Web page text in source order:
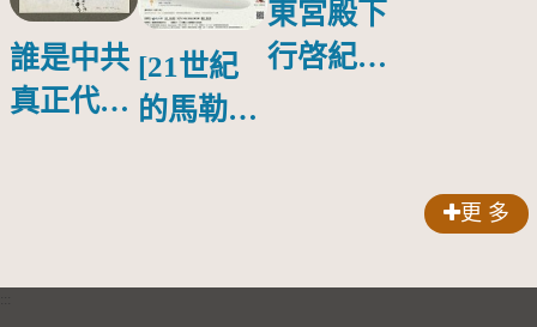
誰是中共
真正代言
[21世紀
的馬勒、
的依戀—
東宮殿下
行啓紀念
更 多